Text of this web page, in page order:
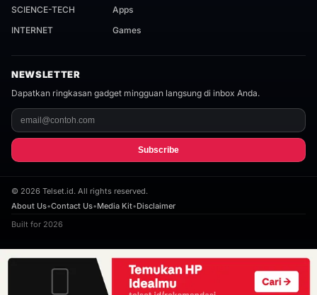
SCIENCE-TECH
INTERNET
Apps
Games
NEWSLETTER
Dapatkan ringkasan gadget mingguan langsung di inbox Anda.
Subscribe
© 2026 Telset.id. All rights reserved.
About Us•Contact Us•Media Kit•Disclaimer
Built for 2026